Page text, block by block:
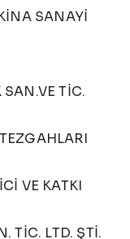
SANAYİ
TİC.
VE KATKI
TİC. LTD. ŞTİ.